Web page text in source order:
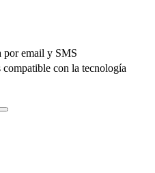
por email y SMS
con la tecnología